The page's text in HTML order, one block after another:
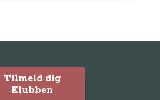
Tilmeld dig
Klubben